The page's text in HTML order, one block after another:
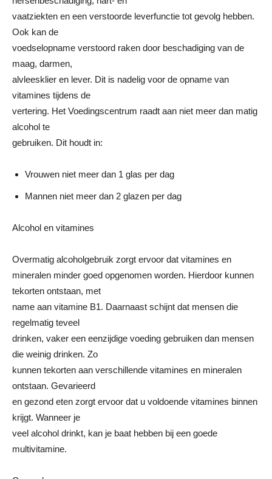
vaatziekten en een verstoorde leverfunctie tot gevolg hebben.
Ook kan de
voedselopname verstoord raken door beschadiging van de
maag, darmen,
alvleesklier en lever. Dit is nadelig voor de opname van
vitamines tijdens de
vertering. Het Voedingscentrum raadt aan niet meer dan matig
alcohol te
gebruiken. Dit houdt in:
Vrouwen niet meer dan 1 glas per dag
Mannen niet meer dan 2 glazen per dag
Alcohol en vitamines
Overmatig alcoholgebruik zorgt ervoor dat vitamines en
mineralen minder goed opgenomen worden. Hierdoor kunnen
tekorten ontstaan, met
name aan vitamine B1. Daarnaast schijnt dat mensen die
regelmatig teveel
drinken, vaker een eenzijdige voeding gebruiken dan mensen
die weinig drinken. Zo
kunnen tekorten aan verschillende vitamines en mineralen
ontstaan. Gevarieerd
en gezond eten zorgt ervoor dat u voldoende vitamines binnen
krijgt. Wanneer je
veel alcohol drinkt, kan je baat hebben bij een goede
multivitamine.